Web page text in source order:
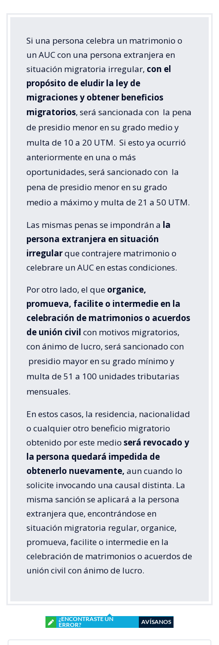
Si una persona celebra un matrimonio o
un AUC con una persona extranjera en
situación migratoria irregular, con el
propósito de eludir la ley de
migraciones y obtener beneficios
migratorios, será sancionada con la pena
de presidio menor en su grado medio y
multa de 10 a 20 UTM. Si esto ya ocurrió
anteriormente en una o más
oportunidades, será sancionado con la
pena de presidio menor en su grado
medio a máximo y multa de 21 a 50 UTM.
Las mismas penas se impondrán a la
persona extranjera en situación
irregularque contrajere matrimonio o
celebrare un AUC en estas condiciones.
Por otro lado, el que organice,
promueva, facilite o intermedie en la
celebración de matrimonios o acuerdos
de unión civil con motivos migratorios,
con ánimo de lucro, será sancionado con
presidio mayor en su grado mínimo y
multa de 51 a 100 unidades tributarias
mensuales.
En estos casos, la residencia, nacionalidad
o cualquier otro beneficio migratorio
obtenido por este medio será revocado y
la persona quedará impedida de
obtenerlo nuevamente, aun cuando lo
solicite invocando una causal distinta. La
misma sanción se aplicará a la persona
extranjera que, encontrándose en
situación migratoria regular, organice,
promueva, facilite o intermedie en la
celebración de matrimonios o acuerdos de
unión civil con ánimo de lucro.
¿ENCONTRASTE UN
ERROR?
AVÍSANOS